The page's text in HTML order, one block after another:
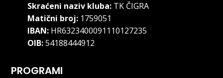
Skraćeni naziv kluba:TK ČIGRA
Matični broj:1759051
IBAN:HR6323400091110127235
OIB:54188444912
PROGRAMI